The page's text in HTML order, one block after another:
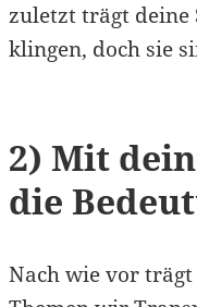
zuletzt trägt deine
klingen, doch sie
2) Mit
die
Nach wie vor